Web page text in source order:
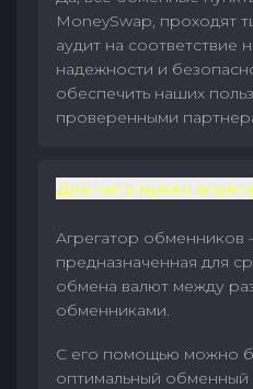
MoneySwap, проходят
аудит на соответствие
надежности и
обеспечить наших
проверенными
Для чего нужен
Агрегатор обменников
предназначенная для
обмена валют между
обменниками.
С его помощью можно
оптимальный